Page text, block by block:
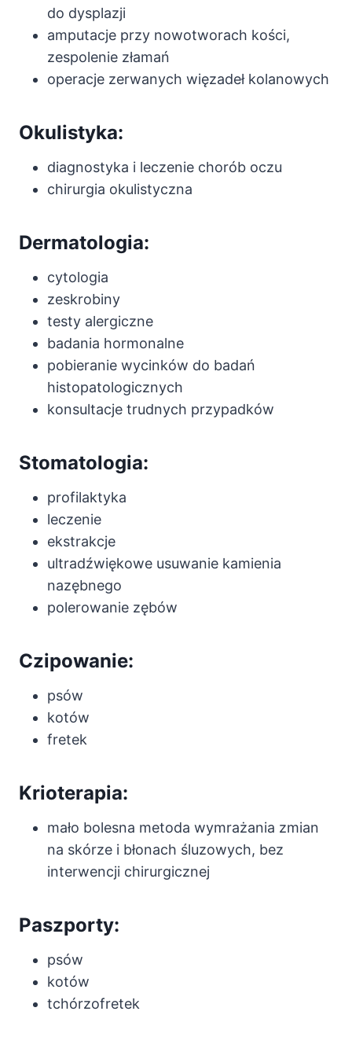
do dysplazji
amputacje przy nowotworach kości,
zespolenie złamań
operacje zerwanych więzadeł kolanowych
Okulistyka:
diagnostyka i leczenie chorób oczu
chirurgia okulistyczna
Dermatologia:
cytologia
zeskrobiny
testy alergiczne
badania hormonalne
pobieranie wycinków do badań
histopatologicznych
konsultacje trudnych przypadków
Stomatologia:
profilaktyka
leczenie
ekstrakcje
ultradźwiękowe usuwanie kamienia
nazębnego
polerowanie zębów
Czipowanie:
psów
kotów
fretek
Krioterapia:
mało bolesna metoda wymrażania zmian
na skórze i błonach śluzowych, bez
interwencji chirurgicznej
Paszporty:
psów
kotów
tchórzofretek